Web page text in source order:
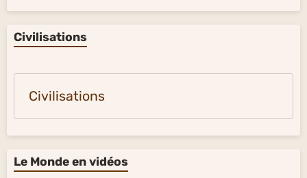
Civilisations
Civilisations
Le Monde en vidéos